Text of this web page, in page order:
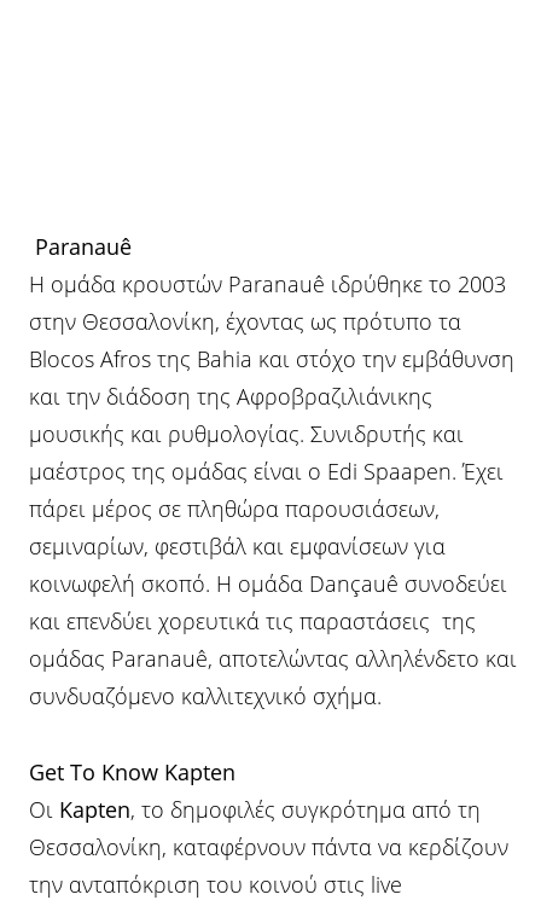
Paranauê
Η ομάδα κρουστών Paranauê ιδρύθηκε το 2003
στην Θεσσαλονίκη, έχοντας ως πρότυπο τα
Blocos Afros της Bahia και στόχο την εμβάθυνση
και την διάδοση της Αφροβραζιλιάνικης
μουσικής και ρυθμολογίας. Συνιδρυτής και
μαέστρος της ομάδας είναι ο Edi Spaapen. Έχει
πάρει μέρος σε πληθώρα παρουσιάσεων,
σεμιναρίων, φεστιβάλ και εμφανίσεων για
κοινωφελή σκοπό. Η ομάδα Dançauê συνοδεύει
και επενδύει χορευτικά τις παραστάσεις της
ομάδας Paranauê, αποτελώντας αλληλένδετο και
συνδυαζόμενο καλλιτεχνικό σχήμα.
Get To Know Kapten
Οι Kapten, το δημοφιλές συγκρότημα από τη
Θεσσαλονίκη, καταφέρνουν πάντα να κερδίζουν
την ανταπόκριση του κοινού στις live